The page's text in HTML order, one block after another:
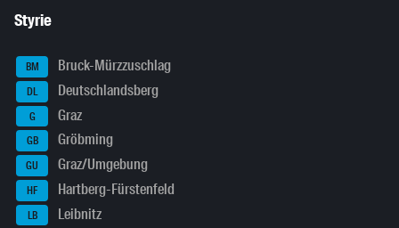
Styrie
BM Bruck-Mürzzuschlag
DL Deutschlandsberg
G Graz
GB Gröbming
GU Graz/Umgebung
HF Hartberg-Fürstenfeld
LB Leibnitz